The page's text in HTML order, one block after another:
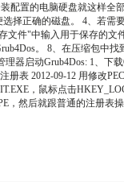
配置的电脑硬盘就这样全
择正确的磁盘。 4、若需
文件"中输入用于保存的文
。 8、在压缩包中
器启动Grub4Dos: 1、下
册表 2012-09-12 用修改
，鼠标点击
，然后就跟普通的注册表